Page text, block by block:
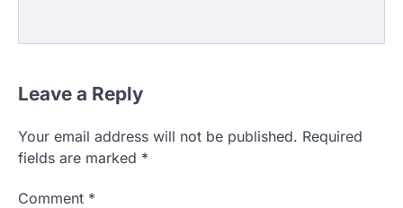
Leave a Reply
Your email address will not be published. Required
fields are marked *
Comment *